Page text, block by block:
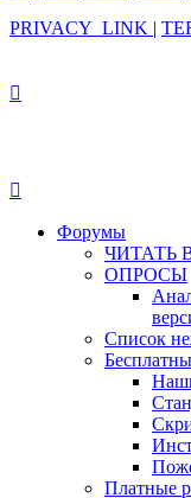
PRIVACY_LINK |
Форумы
ЧИТАТЬ
ОПРОСЫ
Список
Платные